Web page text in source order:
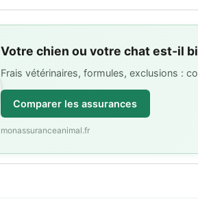
Votre chien ou votre chat est-il
Frais vétérinaires, formules, exclusions :
Comparer les assurances
monassuranceanimal.fr